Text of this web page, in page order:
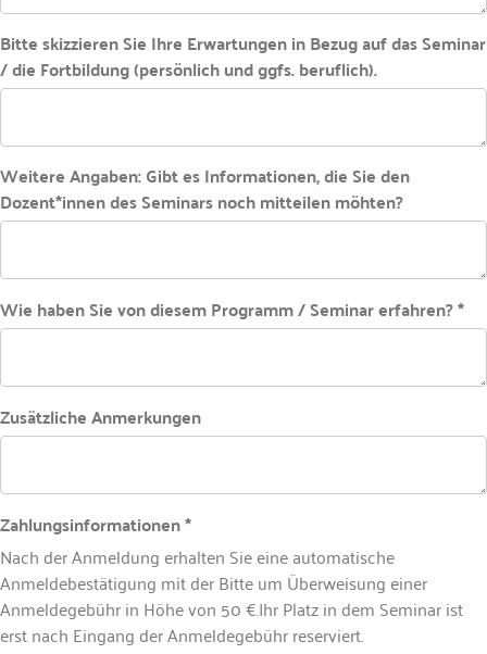
Bitte skizzieren Sie Ihre Erwartungen in Bezug auf das Seminar
/ die Fortbildung (persönlich und ggfs. beruflich).
Weitere Angaben: Gibt es Informationen, die Sie den
Dozent*innen des Seminars noch mitteilen möhten?
Wie haben Sie von diesem Programm / Seminar erfahren? *
Zusätzliche Anmerkungen
Zahlungsinformationen *
Nach der Anmeldung erhalten Sie eine automatische
Anmeldebestätigung mit der Bitte um Überweisung einer
Anmeldegebühr in Höhe von 50 €.Ihr Platz in dem Seminar ist
erst nach Eingang der Anmeldegebühr reserviert.